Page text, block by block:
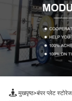
मुखपृष्ठ>बंपर प्लेट स्टोरेज